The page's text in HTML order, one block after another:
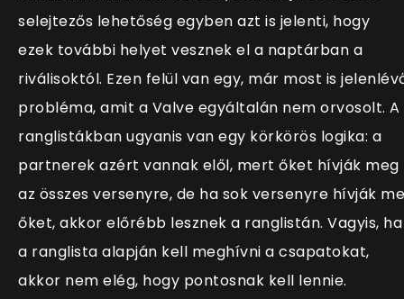
selejtezős lehetőség egyben azt is jelenti, hogy
ezek további helyet vesznek el a naptárban a
riválisoktól. Ezen felül van egy, már most is
probléma, amit a Valve egyáltalán nem orvosolt. A
ranglistákban ugyanis van egy körkörös logika: a
partnerek azért vannak elől, mert őket hívják meg
az összes versenyre, de ha sok versenyre hívják
őket, akkor előrébb lesznek a ranglistán. Vagyis, ha
a ranglista alapján kell meghívni a csapatokat,
akkor nem elég, hogy pontosnak kell lennie.